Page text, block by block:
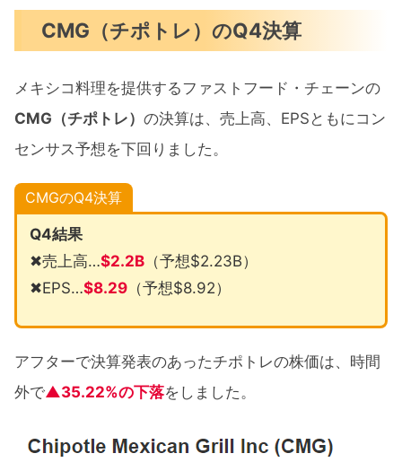
CMG（チポトレ）のQ4決算
メキシコ料理を提供するファストフード・チェーンの
CMG（チポトレ） の決算は、売上高、EPSともにコン
センサス予想を下回りました。
CMGのQ4決算
Q4結果
✖売上高…$2.2B（予想$2.23B）
✖EPS…$8.29（予想$8.92）
アフターで決算発表のあったチポトレの株価は、時間
外で▲35.22%の下落をしました。